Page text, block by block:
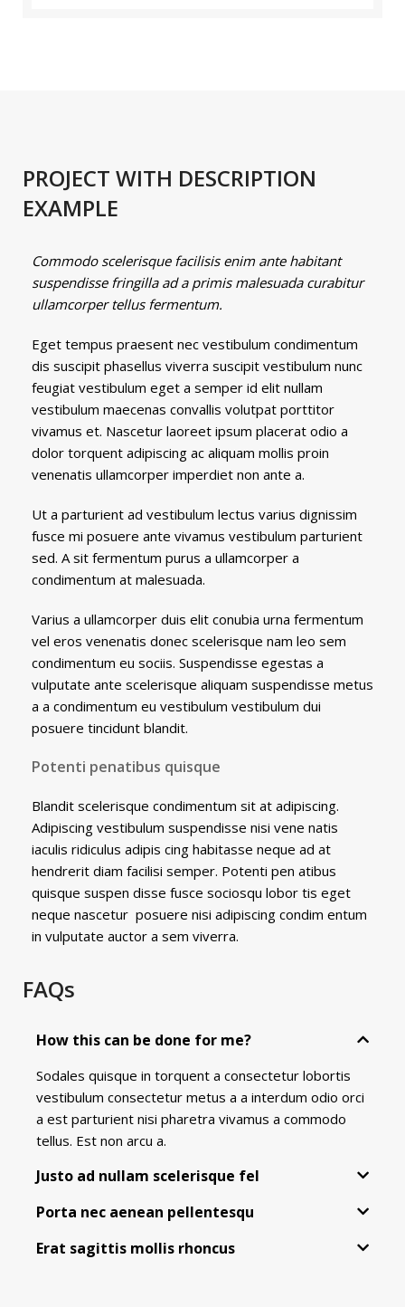
PROJECT WITH DESCRIPTION
EXAMPLE
Commodo scelerisque facilisis enim ante habitant
suspendisse fringilla ad a primis malesuada curabitur
ullamcorper tellus fermentum.
Eget tempus praesent nec vestibulum condimentum
dis suscipit phasellus viverra suscipit vestibulum nunc
feugiat vestibulum eget a semper id elit nullam
vestibulum maecenas convallis volutpat porttitor
vivamus et. Nascetur laoreet ipsum placerat odio a
dolor torquent adipiscing ac aliquam mollis proin
venenatis ullamcorper imperdiet non ante a.
Ut a parturient ad vestibulum lectus varius dignissim
fusce mi posuere ante vivamus vestibulum parturient
sed. A sit fermentum purus a ullamcorper a
condimentum at malesuada.
Varius a ullamcorper duis elit conubia urna fermentum
vel eros venenatis donec scelerisque nam leo sem
condimentum eu sociis. Suspendisse egestas a
vulputate ante scelerisque aliquam suspendisse metus
a a condimentum eu vestibulum vestibulum dui
posuere tincidunt blandit.
Potenti penatibus quisque
Blandit scelerisque condimentum sit at adipiscing.
Adipiscing vestibulum suspendisse nisi vene natis
iaculis ridiculus adipis cing habitasse neque ad at
hendrerit diam facilisi semper. Potenti pen atibus
quisque suspen disse fusce sociosqu lobor tis eget
neque nascetur posuere nisi adipiscing condim entum
in vulputate auctor a sem viverra.
FAQs
How this can be done for me?
Sodales quisque in torquent a consectetur lobortis
vestibulum consectetur metus a a interdum odio orci
a est parturient nisi pharetra vivamus a commodo
tellus. Est non arcu a.
Justo ad nullam scelerisque fel
Porta nec aenean pellentesqu
Erat sagittis mollis rhoncus